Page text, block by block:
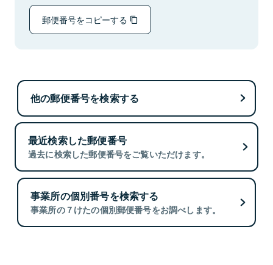
郵便番号をコピーする
他の郵便番号を検索する
最近検索した郵便番号
過去に検索した郵便番号をご覧いただけます。
事業所の個別番号を検索する
事業所の７けたの個別郵便番号をお調べします。